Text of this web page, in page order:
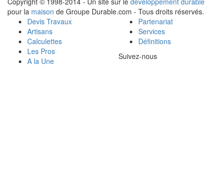
pour la maison de Groupe Durable.com - Tous droits réservés.
Devis Travaux
Artisans
Calculettes
Les Pros
A la Une
Partenariat
Services
Définitions
Suivez-nous